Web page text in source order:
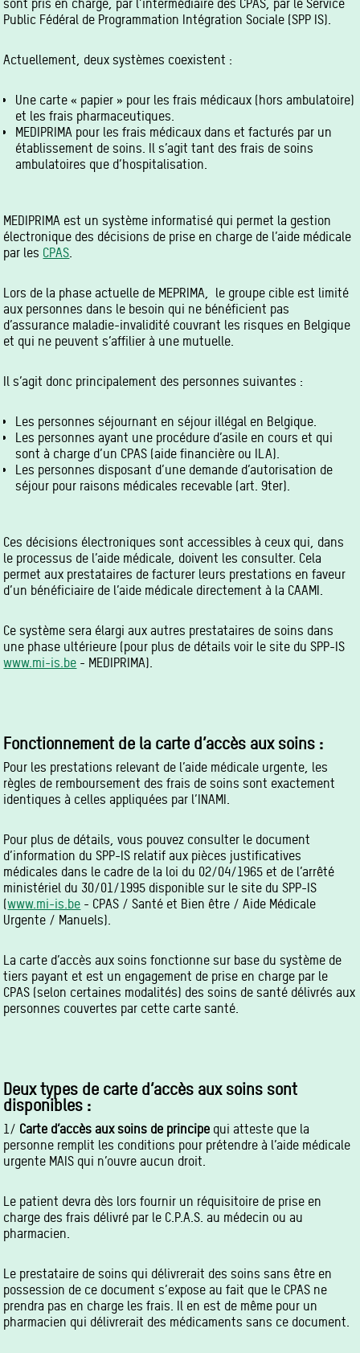
sont pris en charge, par l’intermédiaire des CPAS, par le Service
Public Fédéral de Programmation Intégration Sociale (SPP IS).
Actuellement, deux systèmes coexistent :
Une carte « papier » pour les frais médicaux (hors ambulatoire)
et les frais pharmaceutiques.
MEDIPRIMA pour les frais médicaux dans et facturés par un
établissement de soins. Il s’agit tant des frais de soins
ambulatoires que d’hospitalisation.
MEDIPRIMA est un système informatisé qui permet la gestion
électronique des décisions de prise en charge de l’aide médicale
par les CPAS
Lors de la phase actuelle de MEPRIMA, le groupe cible est limité
aux personnes dans le besoin qui ne bénéficient pas
d’assurance maladie-invalidité couvrant les risques en Belgique
et qui ne peuvent s’affilier à une mutuelle.
Il s’agit donc principalement des personnes suivantes :
Les personnes séjournant en séjour illégal en Belgique.
Les personnes ayant une procédure d’asile en cours et qui
sont à charge d’un CPAS (aide financière ou ILA).
Les personnes disposant d’une demande d’autorisation de
séjour pour raisons médicales recevable (art. 9ter).
Ces décisions électroniques sont accessibles à ceux qui, dans
le processus de l’aide médicale, doivent les consulter. Cela
permet aux prestataires de facturer leurs prestations en faveur
d’un bénéficiaire de l’aide médicale directement à la CAAMI.
Ce système sera élargi aux autres prestataires de soins dans
une phase ultérieure (pour plus de détails voir le site du SPP-IS
www.mi-is.be - MEDIPRIMA).
Fonctionnement de la carte d’accès aux soins :
Pour les prestations relevant de l’aide médicale urgente, les
règles de remboursement des frais de soins sont exactement
identiques à celles appliquées par l’INAMI.
Pour plus de détails, vous pouvez consulter le document
d’information du SPP-IS relatif aux pièces justificatives
médicales dans le cadre de la loi du 02/04/1965 et de l’arrêté
ministériel du 30/01/1995 disponible sur le site du SPP-IS
(www.mi-is.be - CPAS / Santé et Bien être / Aide Médicale
Urgente / Manuels).
La carte d’accès aux soins fonctionne sur base du système de
tiers payant et est un engagement de prise en charge par le
CPAS (selon certaines modalités) des soins de santé délivrés aux
personnes couvertes par cette carte santé.
Deux types de carte d’accès aux soins sont
disponibles :
1/ Carte d’accès aux soins de principe qui atteste que la
personne remplit les conditions pour prétendre à l’aide médicale
urgente MAIS qui n’ouvre aucun droit.
Le patient devra dès lors fournir un réquisitoire de prise en
charge des frais délivré par le C.P.A.S. au médecin ou au
pharmacien.
Le prestataire de soins qui délivrerait des soins sans être en
possession de ce document s’expose au fait que le CPAS ne
prendra pas en charge les frais. Il en est de même pour un
pharmacien qui délivrerait des médicaments sans ce document.